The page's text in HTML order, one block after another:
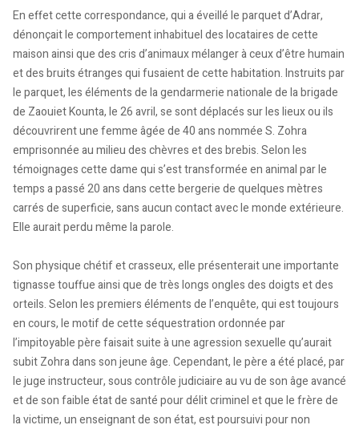
En effet cette correspondance, qui a éveillé le parquet d’Adrar,
dénonçait le comportement inhabituel des locataires de cette
maison ainsi que des cris d’animaux mélanger à ceux d’être humain
et des bruits étranges qui fusaient de cette habitation. Instruits par
le parquet, les éléments de la gendarmerie nationale de la brigade
de Zaouiet Kounta, le 26 avril, se sont déplacés sur les lieux ou ils
découvrirent une femme âgée de 40 ans nommée S. Zohra
emprisonnée au milieu des chèvres et des brebis. Selon les
témoignages cette dame qui s’est transformée en animal par le
temps a passé 20 ans dans cette bergerie de quelques mètres
carrés de superficie, sans aucun contact avec le monde extérieure.
Elle aurait perdu même la parole.
Son physique chétif et crasseux, elle présenterait une importante
tignasse touffue ainsi que de très longs ongles des doigts et des
orteils. Selon les premiers éléments de l’enquête, qui est toujours
en cours, le motif de cette séquestration ordonnée par
l’impitoyable père faisait suite à une agression sexuelle qu’aurait
subit Zohra dans son jeune âge. Cependant, le père a été placé, par
le juge instructeur, sous contrôle judiciaire au vu de son âge avancé
et de son faible état de santé pour délit criminel et que le frère de
la victime, un enseignant de son état, est poursuivi pour non